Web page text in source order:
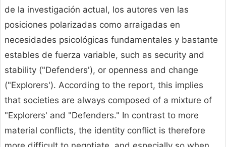
de la investigación actual, los autores ven las
posiciones polarizadas como arraigadas en
necesidades psicológicas fundamentales y bastante
estables de fuerza variable, such as security and
stability ("Defenders'), or openness and change
("Explorers'). According to the report, this implies
that societies are always composed of a mixture of
"Explorers' and "Defenders." In contrast to more
material conflicts, the identity conflict is therefore